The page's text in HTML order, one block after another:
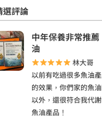
選評論
中年保養非常推
油
林大哥
以前有吃過很多魚油
的效果，你們家的魚
以外，還很符合我代
魚油產品！